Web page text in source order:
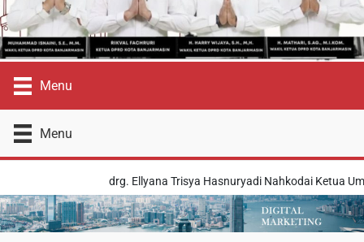
Menu
Menu
drg. Ellyana Trisya Hasnuryadi Nahkodai Ketua